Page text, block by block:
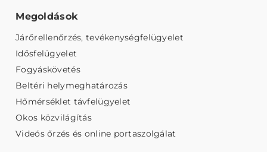
Megoldások
Járőrellenőrzés, tevékenységfelügyelet
Idősfelügyelet
Fogyáskövetés
Beltéri helymeghatározás
Hőmérséklet távfelügyelet
Okos közvilágítás
Videós őrzés és online portaszolgálat